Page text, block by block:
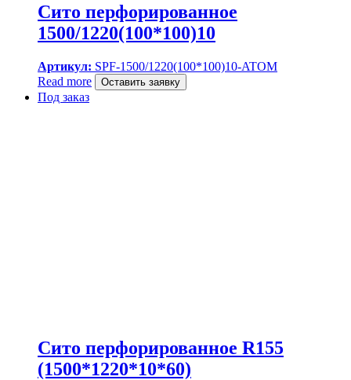
Сито перфорированное
1500/1220(100*100)10
Артикул: SPF-1500/1220(100*100)10-ATOM
Read more
Оставить заявку
Под заказ
Сито перфорированное R155
(1500*1220*10*60)